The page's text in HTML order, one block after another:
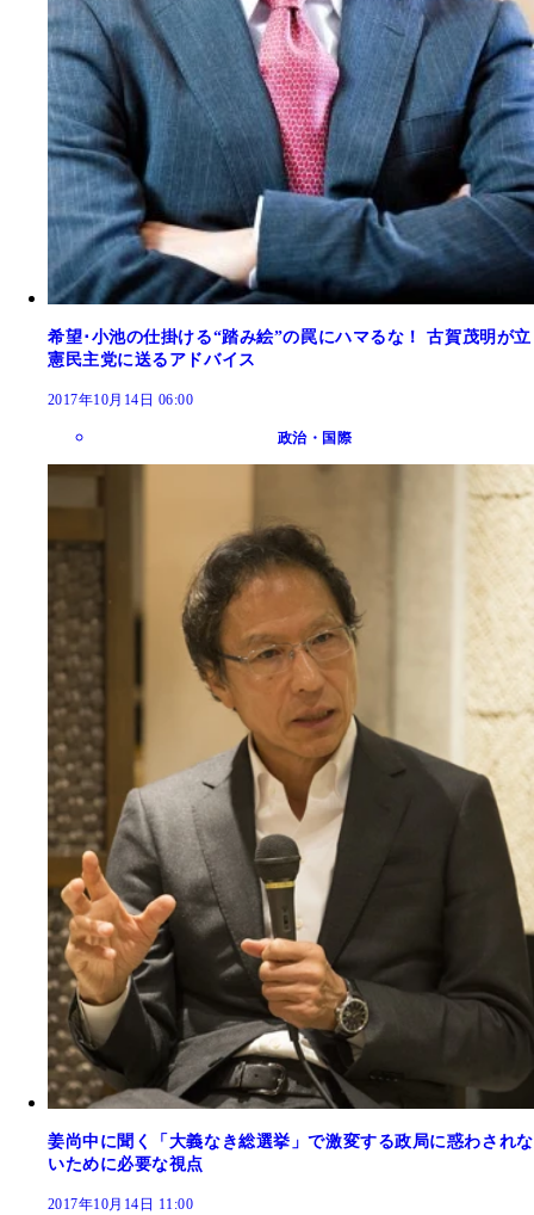
希望･小池の仕掛ける“踏み絵”の罠にハマるな！ 古賀茂明が立
憲民主党に送るアドバイス
2017年10月14日 06:00
政治・国際
姜尚中に聞く「大義なき総選挙」で激変する政局に惑わされな
いために必要な視点
2017年10月14日 11:00